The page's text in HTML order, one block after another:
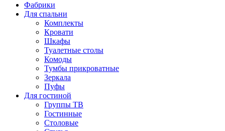
Фабрики
Для спальни
Комплекты
Кровати
Шкафы
Туалетные столы
Комоды
Тумбы прикроватные
Зеркала
Пуфы
Для гостиной
Группы ТВ
Гостинные
Столовые